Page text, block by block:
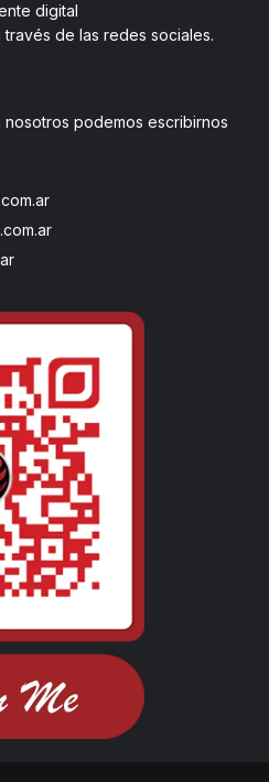
digital
través de las redes sociales.
podemos escribirnos